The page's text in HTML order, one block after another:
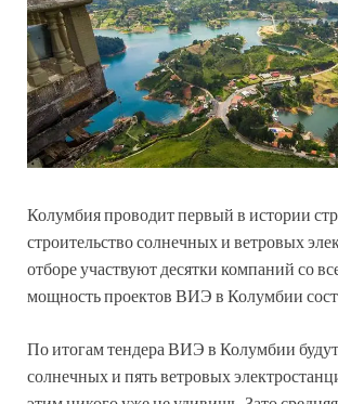
Колумбия проводит первый в истории
строительство солнечных и ветровых
отборе участвуют десятки компаний со
мощность проектов ВИЭ в Колумбии
По итогам тендера ВИЭ в Колумбии
солнечных и пять ветровых